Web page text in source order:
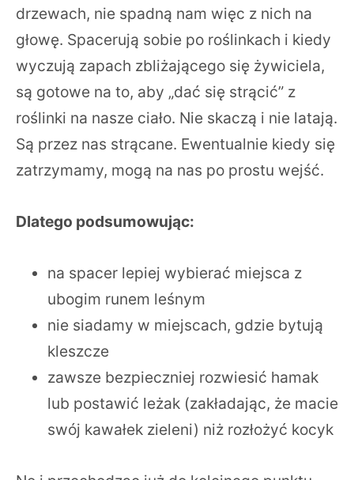
drzewach, nie spadną nam więc z nich na
głowę. Spacerują sobie po roślinkach i kiedy
wyczują zapach zbliżającego się żywiciela,
są gotowe na to, aby „dać się strącić” z
roślinki na nasze ciało. Nie skaczą i nie latają.
Są przez nas strącane. Ewentualnie kiedy się
zatrzymamy, mogą na nas po prostu wejść.
Dlatego podsumowując:
na spacer lepiej wybierać miejsca z
ubogim runem leśnym
nie siadamy w miejscach, gdzie bytują
kleszcze
zawsze bezpieczniej rozwiesić hamak
lub postawić leżak (zakładając, że macie
swój kawałek zieleni) niż rozłożyć kocyk